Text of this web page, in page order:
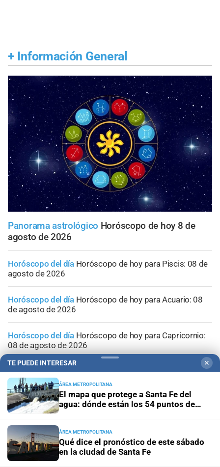
+ Información General
Panorama astrológico Horóscopo de hoy 8 de
agosto de 2026
Horóscopo del día Horóscopo de hoy para Piscis: 08 de
agosto de 2026
Horóscopo del día Horóscopo de hoy para Acuario: 08
de agosto de 2026
Horóscopo del día Horóscopo de hoy para Capricornio:
08 de agosto de 2026
Horóscopo del díaHoróscopo de hoy para Sagitario: 08
de agosto de 2026
TE PUEDE INTERESAR ✕
ÁREA METROPOLITANA
El mapa que protege a Santa Fe del
agua: dónde están los 54 puntos de
ÁREA METROPOLITANA
Qué dice el pronóstico de este sábado
en la ciudad de Santa Fe